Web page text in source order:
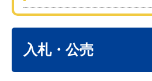
入札・公売